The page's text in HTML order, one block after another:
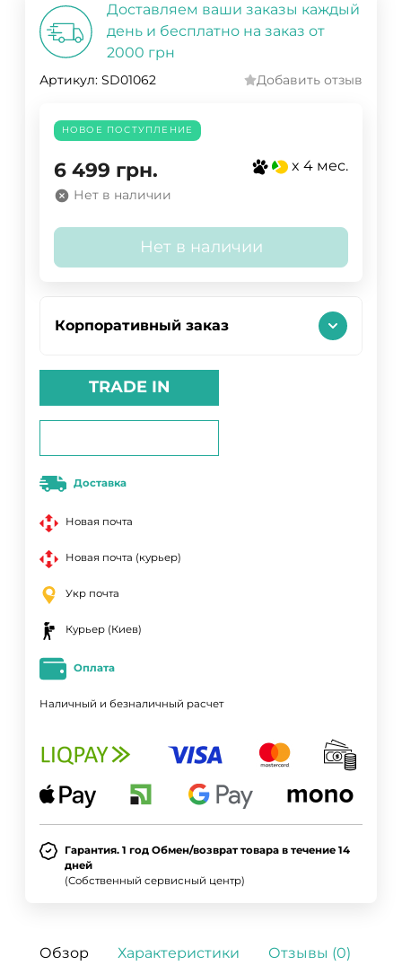
Доставляем ваши заказы каждый
день и бесплатно на заказ от
2000 грн
Артикул: SD01062 Добавить отзыв
НОВОЕ ПОСТУПЛЕНИЕ
6 499 грн. x 4 мес.
Нет в наличии
Нет в наличии
Корпоративный заказ
TRADE IN
Доставка
Новая почта
Новая почта (курьер)
Укр почта
Курьер (Киев)
Оплата
Наличный и безналичный расчет
Гарантия. 1 год Обмен/возврат товара в течение 14
дней
(Собственный сервисный центр)
Обзор Характеристики Отзывы (0)